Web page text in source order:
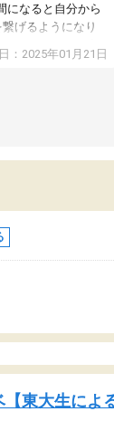
になると自分から
げるようになり
のもとても気に入
：2025年01月21日
【東大生によ